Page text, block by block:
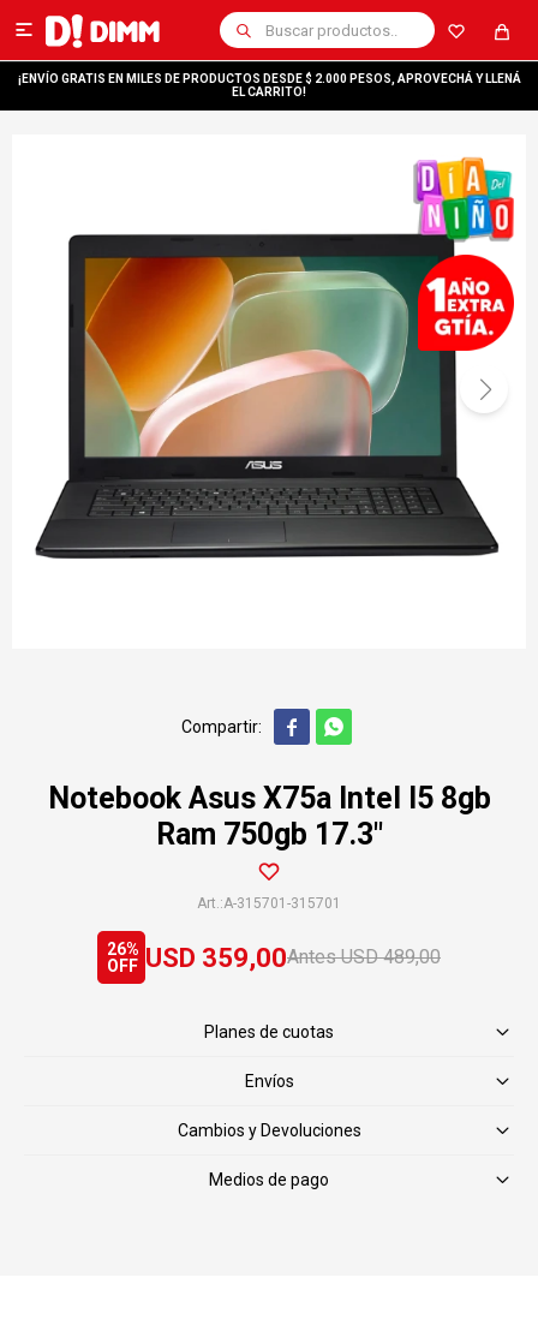

¡ENVÍO GRATIS EN MILES DE PRODUCTOS DESDE $ 2.000 PESOS, APROVECHÁ Y LLENÁ
EL CARRITO!
 
Notebook Asus X75a Intel I5 8gb
Ram 750gb 17.3"
A-315701-315701
USD 359,00 USD 489,00
26
Planes de cuotas
Envíos
Cambios y Devoluciones
Medios de pago